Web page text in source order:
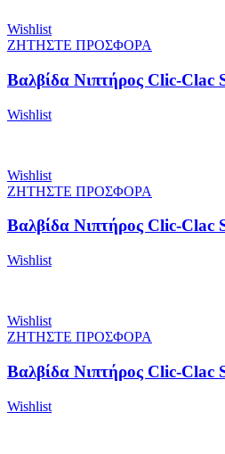
Wishlist
ΖΗΤΗΣΤΕ ΠΡΟΣΦΟΡΑ
Βαλβίδα Νιπτήρος Clic-
Wishlist
Wishlist
ΖΗΤΗΣΤΕ ΠΡΟΣΦΟΡΑ
Βαλβίδα Νιπτήρος Clic-
Wishlist
Wishlist
ΖΗΤΗΣΤΕ ΠΡΟΣΦΟΡΑ
Βαλβίδα Νιπτήρος Clic-Clac
Wishlist